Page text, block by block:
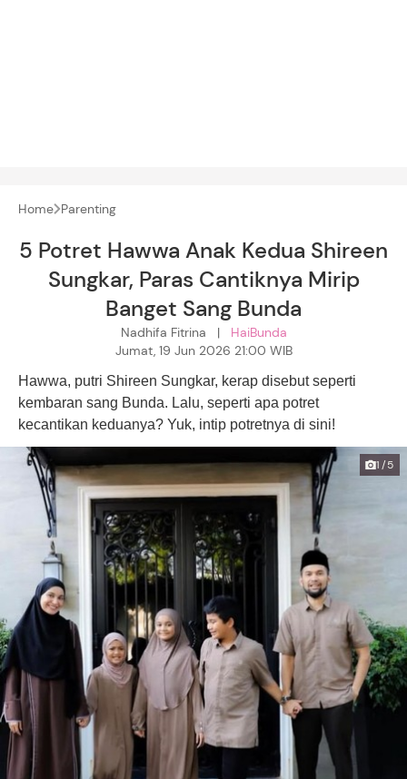
Home Parenting
5 Potret Hawwa Anak Kedua Shireen
Sungkar, Paras Cantiknya Mirip
Banget Sang Bunda
Nadhifa Fitrina | HaiBunda
Jumat, 19 Jun 2026 21:00 WIB
Hawwa, putri Shireen Sungkar, kerap disebut seperti
kembaran sang Bunda. Lalu, seperti apa potret
kecantikan keduanya? Yuk, intip potretnya di sini!
1/5